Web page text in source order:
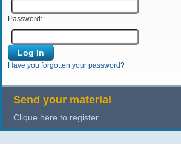
Password:
Have you forgotten your password?
Send your material
Clique here to register.